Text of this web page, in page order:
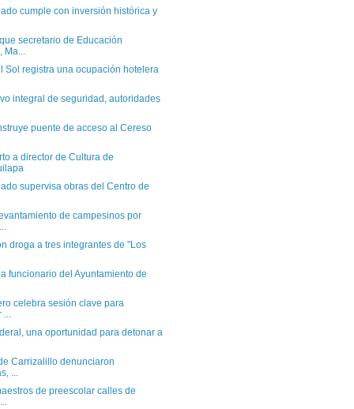
cumple con inversión histórica y
secretario de Educación
Ma...
Sol registra una ocupación hotelera
integral de seguridad, autoridades
puente de acceso al Cereso
a director de Cultura de
supervisa obras del Centro de
de campesinos por
droga a tres integrantes de "Los
funcionario del Ayuntamiento de
celebra sesión clave para
...
una oportunidad para detonar a
Carrizalillo denunciaron
...
de preescolar calles de